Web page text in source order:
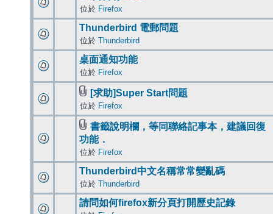
位於 Firefox
Thunderbird 電郵問題
位於 Thunderbird
桌面通知功能
位於 Firefox
[求助]Super Start問題
位於 Firefox
書籤說明欄，等同聯絡記事本，建議回復
功能．
位於 Firefox
Thunderbird中文名稱常常變亂碼
位於 Thunderbird
請問如何firefox新分頁打開歷史記錄